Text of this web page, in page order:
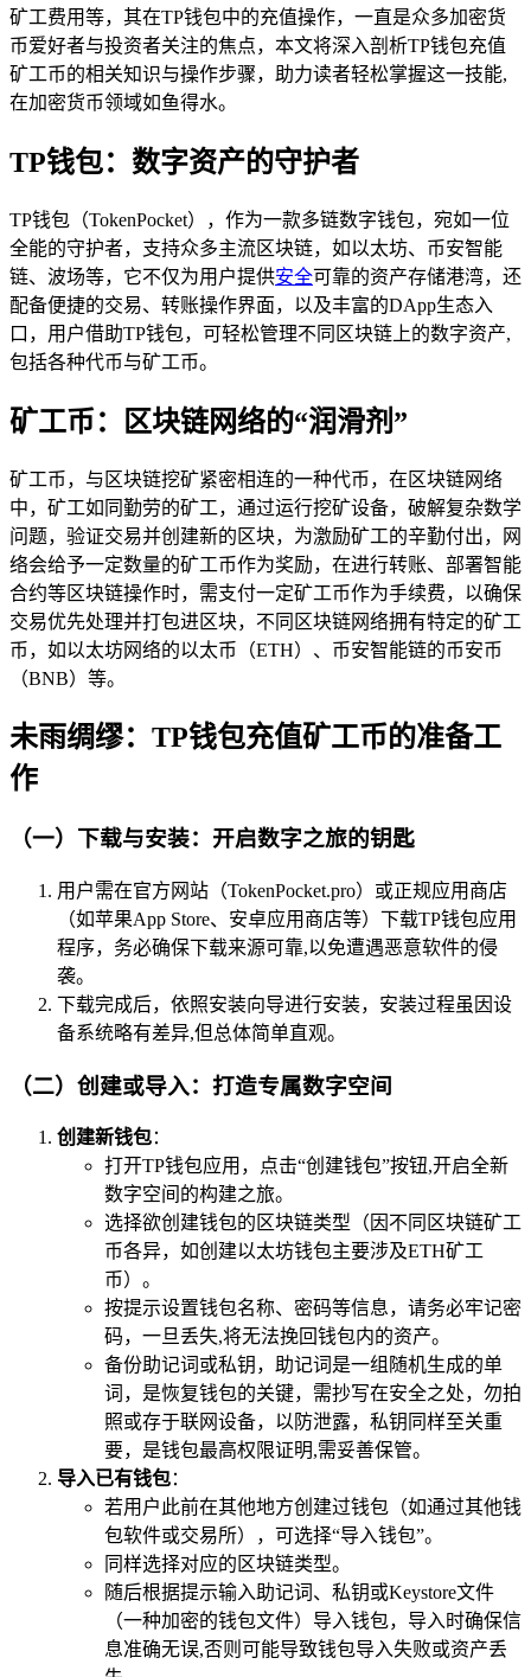
矿工费用等，其在TP钱包中的充值操作，一直是众多加密货
币爱好者与投资者关注的焦点，本文将深入剖析TP钱包充值
矿工币的相关知识与操作步骤，助力读者轻松掌握这一技能,
在加密货币领域如鱼得水。
TP钱包：数字资产的守护者
TP钱包（TokenPocket），作为一款多链数字钱包，宛如一位
全能的守护者，支持众多主流区块链，如以太坊、币安智能
链、波场等，它不仅为用户提供安全可靠的资产存储港湾，还
配备便捷的交易、转账操作界面，以及丰富的DApp生态入
口，用户借助TP钱包，可轻松管理不同区块链上的数字资产,
包括各种代币与矿工币。
矿工币：区块链网络的“润滑剂”
矿工币，与区块链挖矿紧密相连的一种代币，在区块链网络
中，矿工如同勤劳的矿工，通过运行挖矿设备，破解复杂数学
问题，验证交易并创建新的区块，为激励矿工的辛勤付出，网
络会给予一定数量的矿工币作为奖励，在进行转账、部署智能
合约等区块链操作时，需支付一定矿工币作为手续费，以确保
交易优先处理并打包进区块，不同区块链网络拥有特定的矿工
币，如以太坊网络的以太币（ETH）、币安智能链的币安币
（BNB）等。
未雨绸缪：TP钱包充值矿工币的准备工
作
（一）下载与安装：开启数字之旅的钥匙
用户需在官方网站（TokenPocket.pro）或正规应用商店
（如苹果App Store、安卓应用商店等）下载TP钱包应用
程序，务必确保下载来源可靠,以免遭遇恶意软件的侵
袭。
下载完成后，依照安装向导进行安装，安装过程虽因设
备系统略有差异,但总体简单直观。
（二）创建或导入：打造专属数字空间
创建新钱包：
打开TP钱包应用，点击“创建钱包”按钮,开启全新
数字空间的构建之旅。
选择欲创建钱包的区块链类型（因不同区块链矿工
币各异，如创建以太坊钱包主要涉及ETH矿工
币）。
按提示设置钱包名称、密码等信息，请务必牢记密
码，一旦丢失,将无法挽回钱包内的资产。
备份助记词或私钥，助记词是一组随机生成的单
词，是恢复钱包的关键，需抄写在安全之处，勿拍
照或存于联网设备，以防泄露，私钥同样至关重
要，是钱包最高权限证明,需妥善保管。
导入已有钱包：
若用户此前在其他地方创建过钱包（如通过其他钱
包软件或交易所），可选择“导入钱包”。
同样选择对应的区块链类型。
随后根据提示输入助记词、私钥或Keystore文件
（一种加密的钱包文件）导入钱包，导入时确保信
息准确无误,否则可能导致钱包导入失败或资产丢